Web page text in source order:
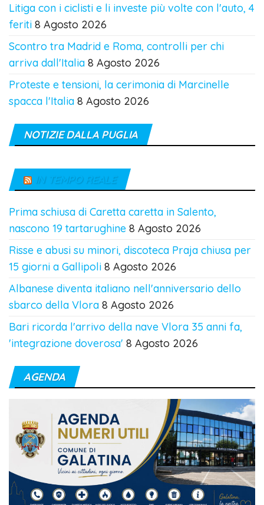
Litiga con i ciclisti e li investe più volte con l'auto, 4
feriti 8 Agosto 2026
Scontro tra Madrid e Roma, controlli per chi
arriva dall'Italia 8 Agosto 2026
Proteste e tensioni, la cerimonia di Marcinelle
spacca l'Italia 8 Agosto 2026
NOTIZIE DALLA PUGLIA
IN TEMPO REALE
Prima schiusa di Caretta caretta in Salento,
nascono 19 tartarughine 8 Agosto 2026
Risse e abusi su minori, discoteca Praja chiusa per
15 giorni a Gallipoli 8 Agosto 2026
Albanese diventa italiano nell'anniversario dello
sbarco della Vlora 8 Agosto 2026
Bari ricorda l'arrivo della nave Vlora 35 anni fa,
'integrazione doverosa' 8 Agosto 2026
AGENDA